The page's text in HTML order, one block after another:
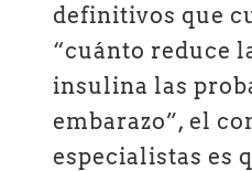
definitivos que
“cuánto reduce
insulina las
embarazo”, el
especialistas es